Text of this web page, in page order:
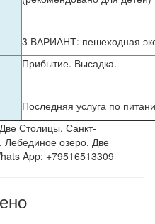
3 ВАРИАНТ: пешеходная
Прибытие. Высадка.
Последняя услуга по
Столицы, Санкт-
Лебединое озеро, Две
App: +79516513309